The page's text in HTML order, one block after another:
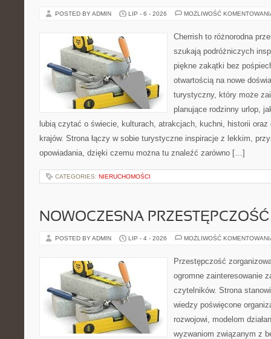
POSTED BY ADMIN LIP - 6 - 2026 MOŻLIWOŚĆ
Cherrish to różnorodna
szukają podróżniczych
piękne zakątki bez
otwartością na nowe
turystyczny, który może
planujące rodzinny urlop,
lubią czytać o świecie, kulturach, atrakcjach, kuchni, historii
krajów. Strona łączy w sobie turystyczne inspiracje z lekkim,
opowiadania, dzięki czemu można tu znaleźć zarówno […]
CATEGORIES: NIERUCHOMOŚCI
NOWOCZESNA PRZESTĘPCZOŚĆ
POSTED BY ADMIN LIP - 4 - 2026 MOŻLIWOŚĆ
Przestępczość
ogromne zainteresowanie
czytelników. Strona
wiedzy poświęcone
rozwojowi, modelom
wyzwaniom związanym z